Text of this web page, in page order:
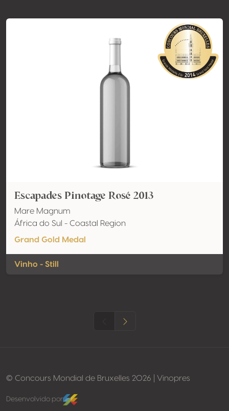
Escapades Pinotage Rosé 2013
Mare Magnum
África do Sul - Coastal Region
Grand Gold Medal
Vinho - Still
© Concours Mondial de Bruxelles 2026 | Vinopres
Desenvolvido por